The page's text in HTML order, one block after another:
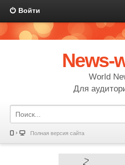
Войти
News-
World
Для
Полная версия сайта